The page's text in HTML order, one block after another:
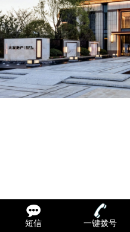
短信 一键拨号